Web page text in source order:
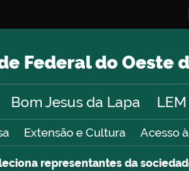
Federal do Oeste
Bom Jesus da Lapa LEM
Extensão e Cultura Acesso
representantes da